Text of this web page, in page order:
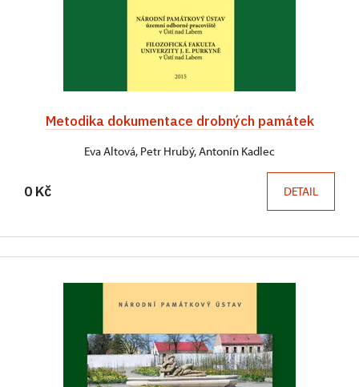
Metodika dokumentace drobných památek
Eva Altová, Petr Hrubý, Antonín Kadlec
0 Kč DETAIL